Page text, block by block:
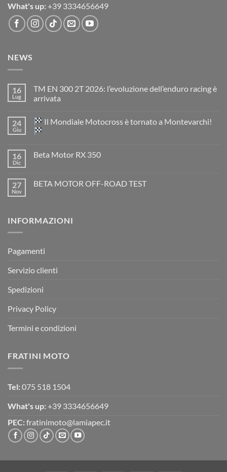
What's up: +39 3334656649
NEWS
16
Lug
TM EN 300 2T 2026: l’evoluzione dell’enduro racing è
arrivata
su
TM
EN
2026:
è
arrivata
24
Giu
Il Mondiale Motocross è tornato a Montevarchi!
su
Motocross
è
16
Dic
Beta Motor RX 350
Beta
27
Nov
BETA MOTOR OFF-ROAD TEST
MOTOR
INFORMAZIONI
Pagamenti
Servizio clienti
Spedizioni
Privacy Policy
Termini e condizioni
FRATINI MOTO
Tel: 075 518 1504
What's up: +39 3334656649
PEC: fratinimoto@lamiapec.it